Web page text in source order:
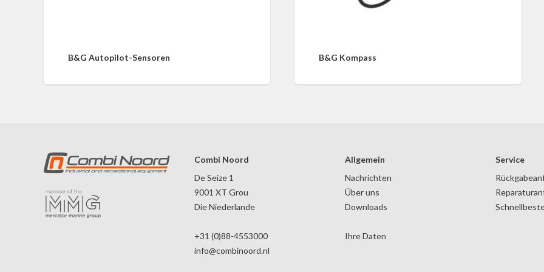
B&G Autopilot-Sensoren B&G Kompass
Combi Noord
De Seize 1
9001 XT Grou
Die Niederlande
+31 (0)88-4553000
info@combinoord.nl
Allgemein
Nachrichten
Über uns
Downloads
Ihre Daten
Service